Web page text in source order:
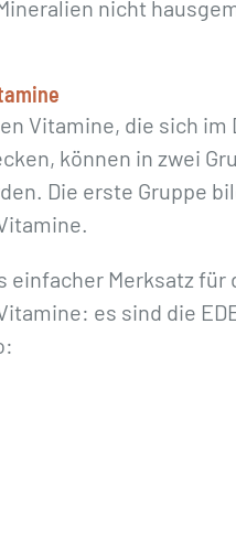
nicht
Vitamine, die sich im
können in zwei
Die erste Gruppe
einfacher Merksatz für
es sind die